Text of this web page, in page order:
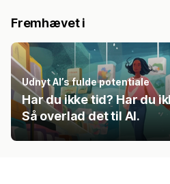
Fremhævet i
Udnyt AI’s fulde potentiale
Har du ikke tid? Har du
Så overlad det til AI.